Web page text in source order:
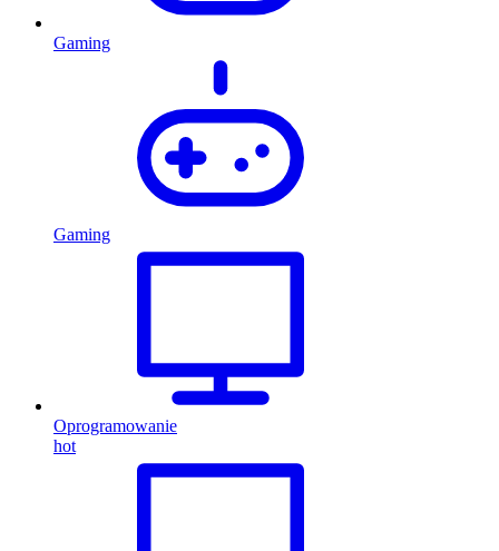
Gaming
Gaming
Oprogramowanie
hot